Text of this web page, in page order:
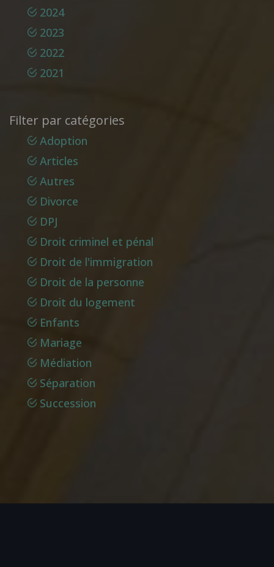
2024
2023
2022
2021
Filter par catégories
Adoption
Articles
Autres
Divorce
DPJ
Droit criminel et pénal
Droit de l'immigration
Droit de la personne
Droit du logement
Enfants
Mariage
Médiation
Séparation
Succession